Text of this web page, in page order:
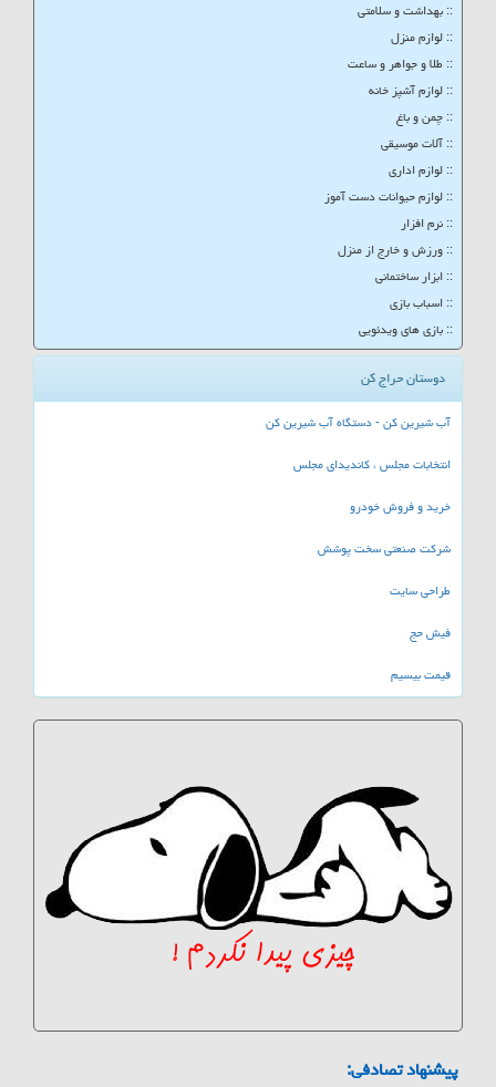
:: بهداشت و سلامتی
:: لوازم منزل
:: طلا و جواهر و ساعت
:: لوازم آشپز خانه
:: چمن و باغ
:: آلات موسیقی
:: لوازم اداری
:: لوازم حیوانات دست آموز
:: نرم افزار
:: ورزش و خارج از منزل
:: ابزار ساختمانی
:: اسباب بازی
:: بازی های ویدئویی
دوستان حراج کن
آب شیرین کن - دستگاه آب شیرین کن
انتخابات مجلس ، کاندیدای مجلس
خرید و فروش خودرو
شرکت صنعتی سخت پوشش
طراحی سایت
فیش حج
قیمت بیسیم
پیشنهاد تصادفی: